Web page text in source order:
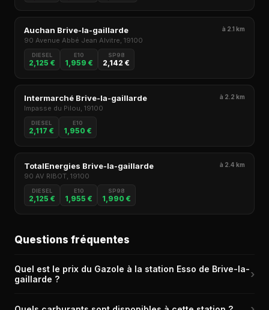
Auchan Brive-la-gaillarde à 2.1 km
90 Avenue Abbé Jean Alvitre, 19100
DIESEL
2,125 €
E10
1,959 €
SP98
2,142 €
Intermarché Brive-la-gaillarde à 2.2 km
Impasse du Pilou, 19100
DIESEL
2,117 €
E10
1,950 €
TotalEnergies Brive-la-gaillarde à 2.4 km
90 AV RIBOT, 19100
DIESEL
2,125 €
E10
1,955 €
SP98
1,990 €
Questions fréquentes
Quel est le prix du Gazole à la station Esso de Brive-la-
gaillarde ?
›